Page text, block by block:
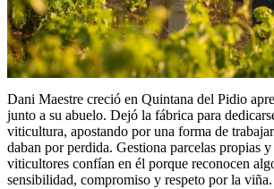
Dani Maestre creció en Quintana del Pidio
junto a su abuelo. Dejó la fábrica para
viticultura, apostando por una forma de
daban por perdida. Gestiona parcelas propias
viticultores confían en él porque reconocen
sensibilidad, compromiso y respeto por la viña.